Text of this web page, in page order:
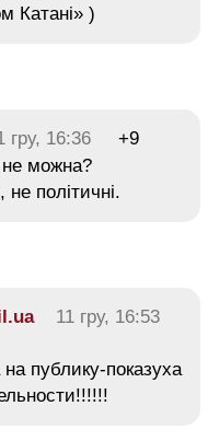
Катані» )
гру, 16:36
+9
можна?
політичні.
11 гру, 16:53
публику-показуха